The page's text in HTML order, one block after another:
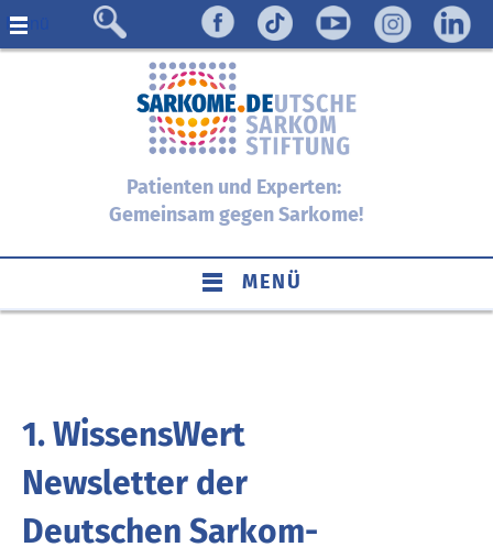
Menü
Patienten und Experten:
Gemeinsam gegen Sarkome!
MENÜ
1. WissensWert
Newsletter der
Deutschen Sarkom-